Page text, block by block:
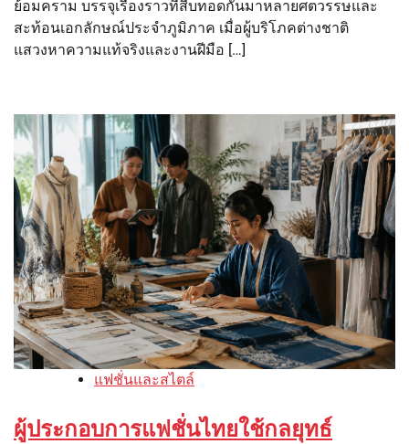
ย้อมคราม บรรจุเรื่องราวที่สืบทอดกันมาหลายศตวรรษและ
สะท้อนเอกลักษณ์ประจำภูมิภาค เมื่อผู้บริโภคต่างชาติ
แสวงหาความแท้จริงและงานฝีมือ […]
แฟชั่นและสไตล์
ผู้ประกอบการแฟชั่นไทยใช้กลยุทธ์